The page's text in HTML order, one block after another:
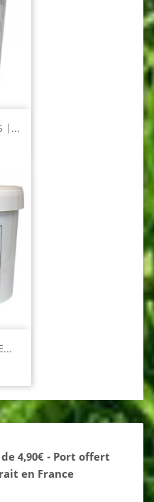
|...
4,90€ - Port offert
en France